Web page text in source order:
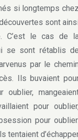
si longtemps
sont
C’est le cas de
se sont rétablis
par le
Ils buvaient
oublier,
pour
pour
tentaient